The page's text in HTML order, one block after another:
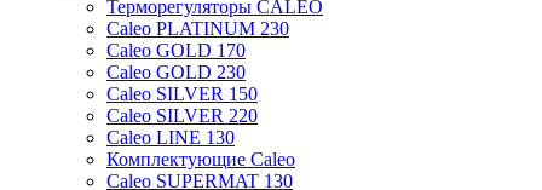
Терморегуляторы CALEO
Caleo PLATINUM 230
Caleo GOLD 170
Caleo GOLD 230
Caleo SILVER 150
Caleo SILVER 220
Caleo LINE 130
Комплектующие Caleo
Caleo SUPERMAT 130